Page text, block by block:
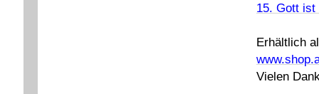
15. Gott ist
Erhältlich
Vielen